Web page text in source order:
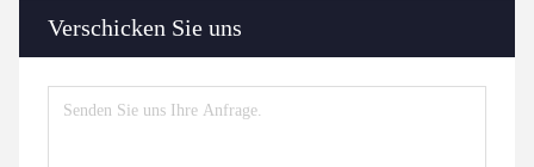
Verschicken Sie uns